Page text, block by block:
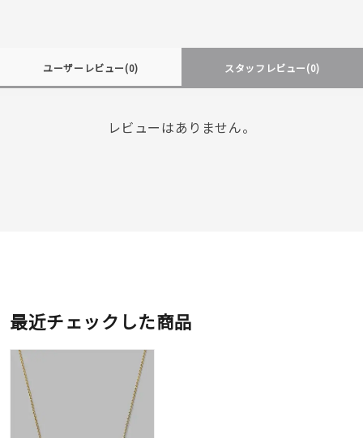
ユーザーレビュー(0) スタッフレビュー(0)
レビューはありません。
最近チェックした商品